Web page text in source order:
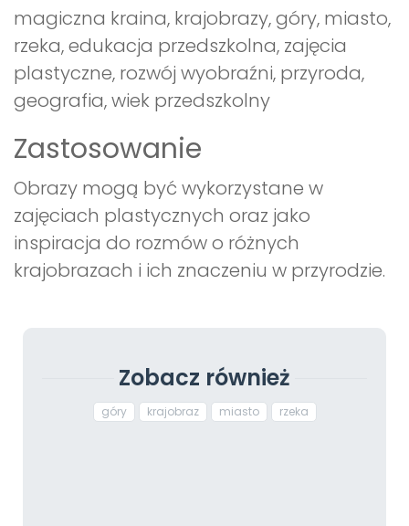
magiczna kraina, krajobrazy, góry, miasto,
rzeka, edukacja przedszkolna, zajęcia
plastyczne, rozwój wyobraźni, przyroda,
geografia, wiek przedszkolny
Zastosowanie
Obrazy mogą być wykorzystane w
zajęciach plastycznych oraz jako
inspiracja do rozmów o różnych
krajobrazach i ich znaczeniu w przyrodzie.
Zobacz również
góry krajobraz miasto rzeka